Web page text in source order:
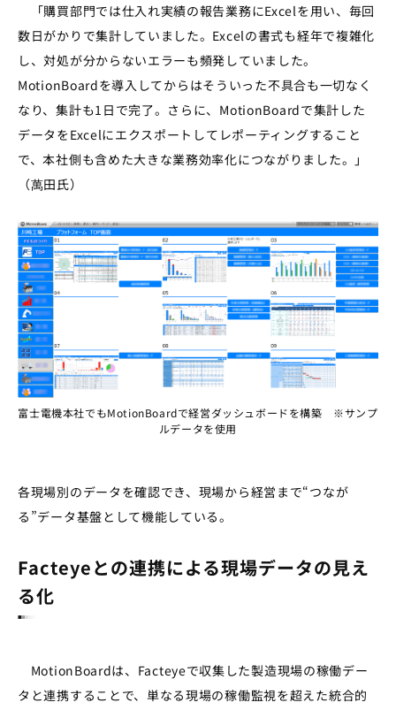
「購買部門では仕入れ実績の報告業務にExcelを用い、毎回
数日がかりで集計していました。Excelの書式も経年で複雑化
し、対処が分からないエラーも頻発していました。
MotionBoardを導入してからはそういった不具合も一切なく
なり、集計も1日で完了。さらに、MotionBoardで集計した
データをExcelにエクスポートしてレポーティングすること
で、本社側も含めた大きな業務効率化につながりました。」
（萬田氏）
富士電機本社でもMotionBoardで経営ダッシュボードを構築 ※サンプ
ルデータを使用
各現場別のデータを確認でき、現場から経営まで“つなが
る”データ基盤として機能している。
Facteyeとの連携による現場データの見え
る化
MotionBoardは、Facteyeで収集した製造現場の稼働デー
タと連携することで、単なる現場の稼働監視を超えた統合的